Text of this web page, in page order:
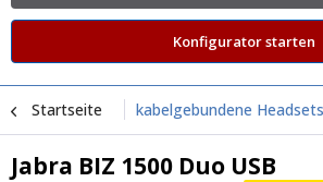
Konfigurator starten
Startseite kabelgebundene Headsets
Jabra BIZ 1500 Duo USB